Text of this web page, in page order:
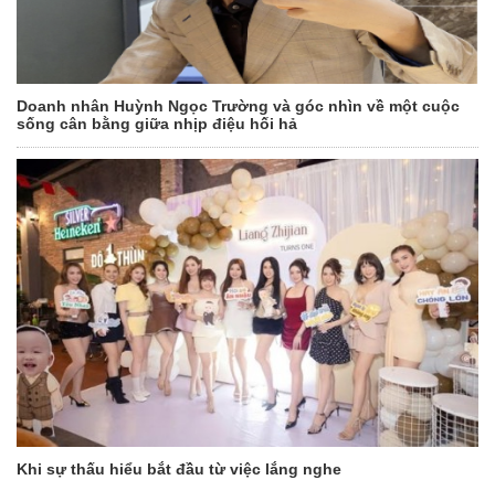
Doanh nhân Huỳnh Ngọc Trường và góc nhìn về một cuộc
sống cân bằng giữa nhịp điệu hối hả
Khi sự thấu hiểu bắt đầu từ việc lắng nghe